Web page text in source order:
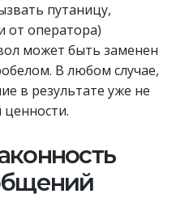
путаницу,
от оператора)
может быть заменен
В любом случае,
в результате уже не
ценности.